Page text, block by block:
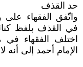
حد القذف
واتّفق الفقهاء
في القذف بلفظ
اختلف الفقهاء
الإمام أحمد إلى أنه